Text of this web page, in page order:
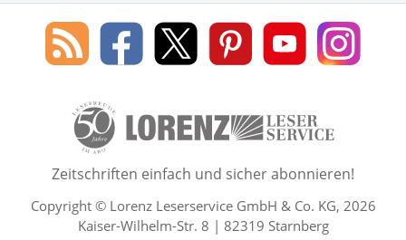
Social Media
Blog
des
Leserservice
Lorenz
Leserservice
Lorenz
Leserservice
Lorenz
Leserservice
Lorenz
Leserservice
Lorenz
50 Lesefreude im Abo Jahre
Zeitschriften einfach und sicher abonnieren!
Copyright © Lorenz Leserservice GmbH & Co. KG, 2026
Kaiser-Wilhelm-Str. 8 | 82319 Starnberg